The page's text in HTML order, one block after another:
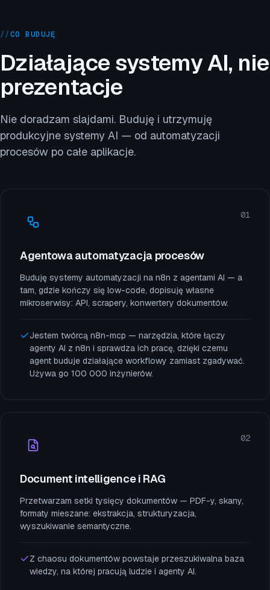
//CO BUDUJĘ
Działające systemy AI, nie
prezentacje
Nie doradzam slajdami. Buduję i utrzymuję
produkcyjne systemy AI — od automatyzacji
procesów po całe aplikacje.
01
Agentowa automatyzacja procesów
Buduję systemy automatyzacji na n8n z agentami AI — a
tam, gdzie kończy się low-code, dopisuję własne
mikroserwisy: API, scrapery, konwertery dokumentów.
Jestem twórcą n8n-mcp — narzędzia, które łączy
agenty AI z n8n i sprawdza ich pracę, dzięki czemu
agent buduje działające workflowy zamiast zgadywać.
Używa go 100 000 inżynierów.
02
Document intelligence i RAG
Przetwarzam setki tysięcy dokumentów — PDF-y, skany,
formaty mieszane: ekstrakcja, strukturyzacja,
wyszukiwanie semantyczne.
Z chaosu dokumentów powstaje przeszukiwalna baza
wiedzy, na której pracują ludzie i agenty AI.